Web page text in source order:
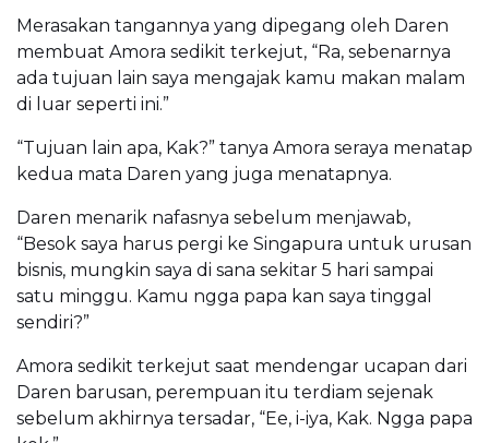
Merasakan tangannya yang dipegang oleh Daren
membuat Amora sedikit terkejut, “Ra, sebenarnya
ada tujuan lain saya mengajak kamu makan malam
di luar seperti ini.”
“Tujuan lain apa, Kak?” tanya Amora seraya menatap
kedua mata Daren yang juga menatapnya.
Daren menarik nafasnya sebelum menjawab,
“Besok saya harus pergi ke Singapura untuk urusan
bisnis, mungkin saya di sana sekitar 5 hari sampai
satu minggu. Kamu ngga papa kan saya tinggal
sendiri?”
Amora sedikit terkejut saat mendengar ucapan dari
Daren barusan, perempuan itu terdiam sejenak
sebelum akhirnya tersadar, “Ee, i-iya, Kak. Ngga papa